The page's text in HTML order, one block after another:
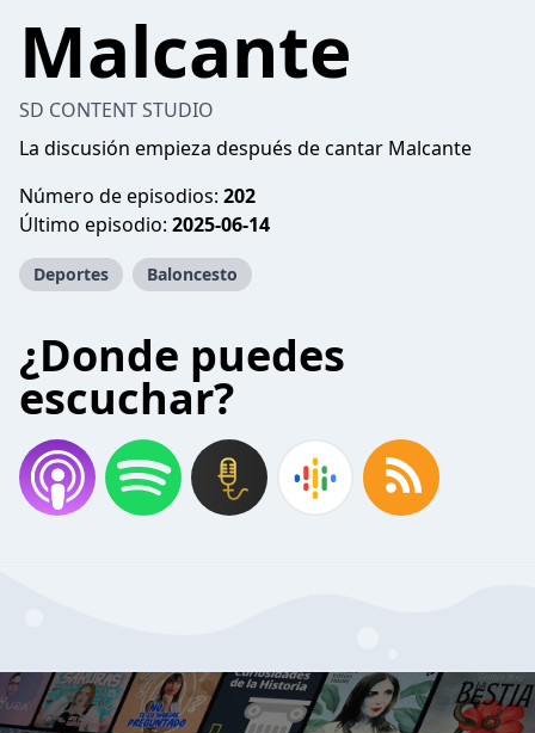
Malcante
SD CONTENT STUDIO
La discusión empieza después de cantar Malcante
Número de episodios: 202
Último episodio: 2025-06-14
Deportes Baloncesto
¿Donde puedes
escuchar?